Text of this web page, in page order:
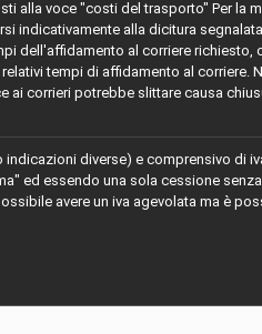
alla voce "costi del trasporto" Per la
indicativamente alla dicitura
dell'affidamento al corriere richiesto,
tempi di affidamento al corriere.
ai corrieri potrebbe slittare causa
diverse) e comprensivo di
ed essendo una sola cessione
avere un iva agevolata ma è